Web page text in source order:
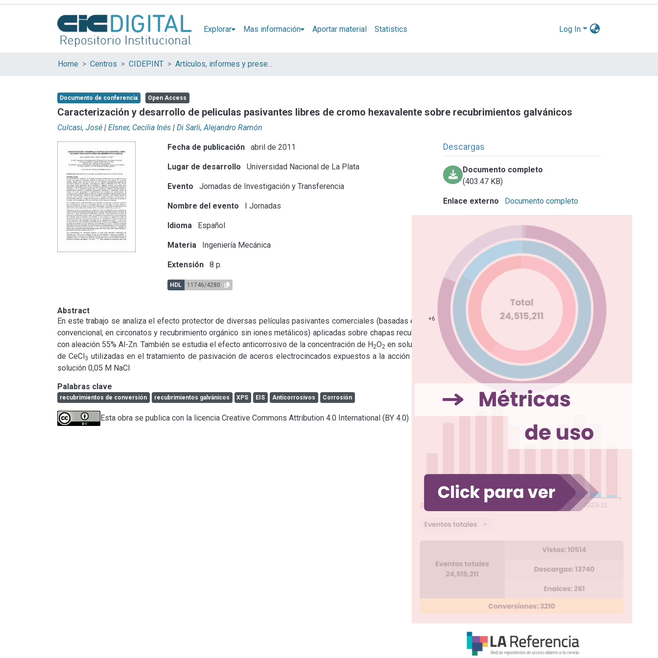
Explorar Mas información Aportar material Statistics Log In
Home Centros CIDEPINT Artículos, informes y presentaciones en Congresos
Documento de conferencia Open Access
Caracterización y desarrollo de peliculas pasivantes libres de cromo hexavalente sobre recubrimientos galvánicos
Culcasi, José | Elsner, Cecilia Inés | Di Sarli, Alejandro Ramón
Fecha de publicación abril de 2011
Lugar de desarrollo Universidad Nacional de La Plata
Evento Jornadas de Investigación y Transferencia
Nombre del evento I Jornadas
Idioma Español
Materia Ingeniería Mecánica
Extensión 8 p.
HDL 11746/4280
Descargas
Documento completo
(403.47 KB)
Enlace externo Documento completo
Abstract
En este trabajo se analiza el efecto protector de diversas películas pasivantes comerciales (basadas en Cr+6
convencional, en circonatos y recubrimiento orgánico sin iones metálicos) aplicadas sobre chapas recubiertas
con aleación 55% Al-Zn. También se estudia el efecto anticorrosivo de la concentración de H2O2 en soluciones
de CeCl3 utilizadas en el tratamiento de pasivación de aceros electrocincados expuestos a la acción de una
solución 0,05 M NaCl
Palabras clave
recubrimientos de conversión recubrimientos galvánicos XPS EIS Anticorrosivos Corrosión
Esta obra se publica con la licencia Creative Commons Attribution 4.0 International (BY 4.0)